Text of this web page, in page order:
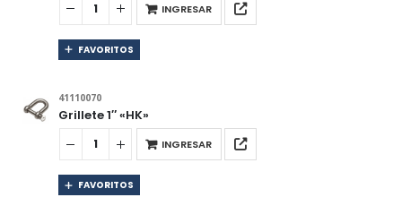
INGRESAR
FAVORITOS
41110070
Grillete 1″ «HK»
INGRESAR
FAVORITOS